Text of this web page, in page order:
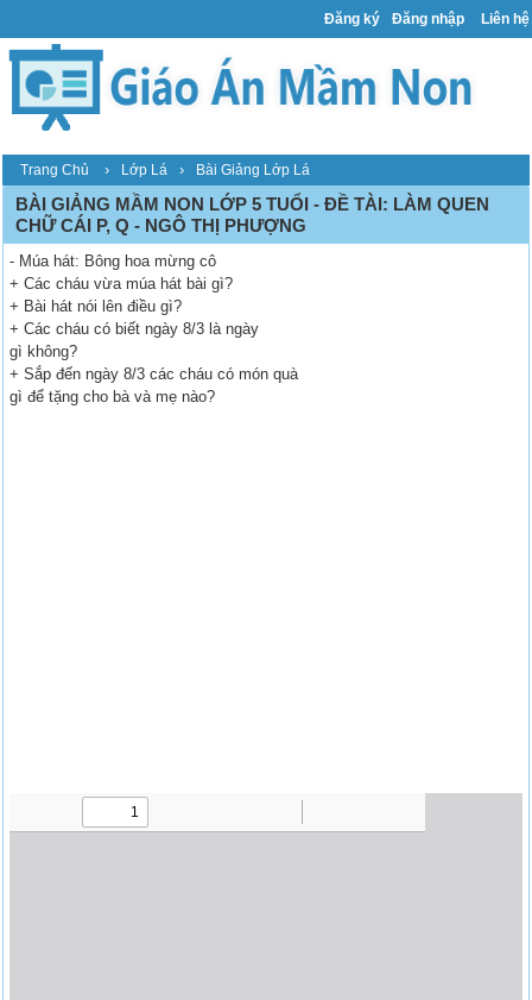
Đăng ký Đăng nhập Liên hệ
Trang Chủ › Lớp Lá › Bài Giảng Lớp Lá
BÀI GIẢNG MẦM NON LỚP 5 TUỔI - ĐỀ TÀI: LÀM QUEN
CHỮ CÁI P, Q - NGÔ THỊ PHƯỢNG
- Múa hát: Bông hoa mừng cô
+ Các cháu vừa múa hát bài gì?
+ Bài hát nói lên điều gì?
+ Các cháu có biết ngày 8/3 là ngày
gì không?
+ Sắp đến ngày 8/3 các cháu có món quà
gì để tặng cho bà và mẹ nào?